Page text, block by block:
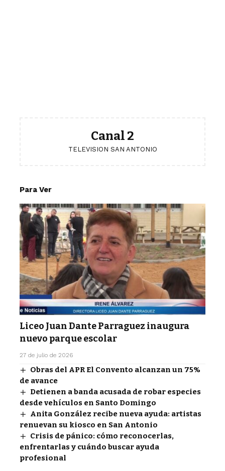
Canal 2
TELEVISION SAN ANTONIO
Para Ver
Liceo Juan Dante Parraguez inaugura
nuevo parque escolar
27 de julio de 2026
Obras del APR El Convento alcanzan un 75%
de avance
Detienen a banda acusada de robar especies
desde vehículos en Santo Domingo
Anita González recibe nueva ayuda: artistas
renuevan su kiosco en San Antonio
Crisis de pánico: cómo reconocerlas,
enfrentarlas y cuándo buscar ayuda
profesional